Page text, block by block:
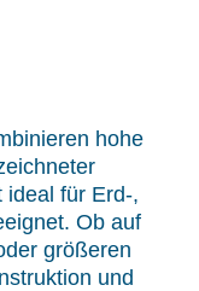
hohe
ideal für Erd-,
Ob auf
größeren
und